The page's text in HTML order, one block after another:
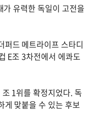
유력한 독일이 고전을
퍼드 메트라이프 스타디
E조 3차전에서 에콰도
1위를 확정지었다. 독
게 맞붙을 수 있는 후보